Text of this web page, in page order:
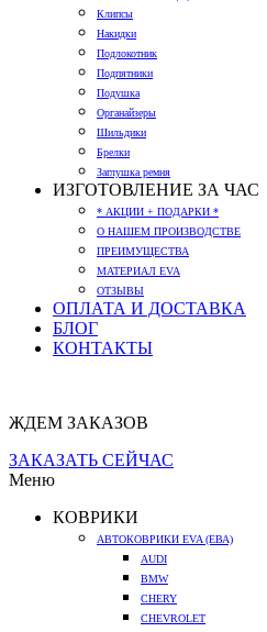
Клипсы
Накидки
Подлокотник
Подпятники
Подушка
Органайзеры
Шильдики
Брелки
Заглушка ремня
ИЗГОТОВЛЕНИЕ ЗА ЧАС
* АКЦИИ + ПОДАРКИ *
О НАШЕМ ПРОИЗВОДСТВЕ
ПРЕИМУЩЕСТВА
МАТЕРИАЛ EVA
ОТЗЫВЫ
ОПЛАТА И ДОСТАВКА
БЛОГ
КОНТАКТЫ
ЖДЕМ ЗАКАЗОВ
ЗАКАЗАТЬ СЕЙЧАС
Меню
КОВРИКИ
АВТОКОВРИКИ EVA (ЕВА)
AUDI
BMW
CHERY
CHEVROLET